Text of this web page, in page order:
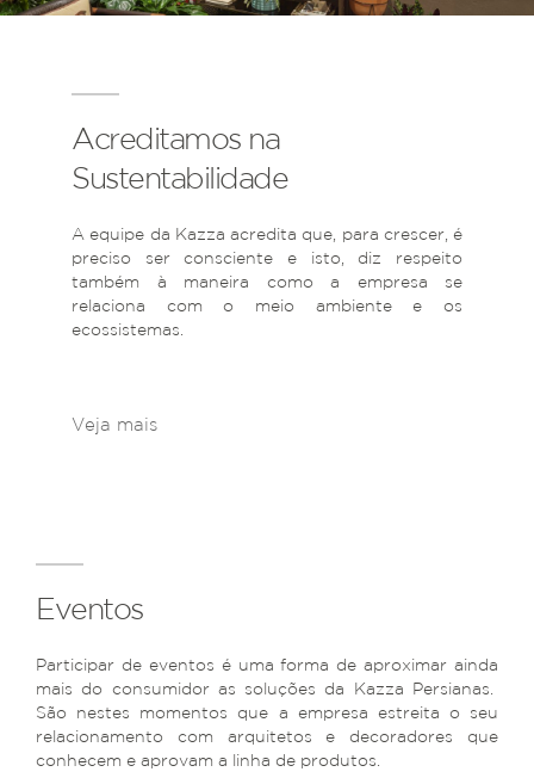
Acreditamos na
Sustentabilidade
A equipe da Kazza acredita que, para crescer, é
preciso ser consciente e isto, diz respeito
também à maneira como a empresa se
relaciona com o meio ambiente e os
ecossistemas.
Veja mais
Eventos
Participar de eventos é uma forma de aproximar ainda
mais do consumidor as soluções da Kazza Persianas.
São nestes momentos que a empresa estreita o seu
relacionamento com arquitetos e decoradores que
conhecem e aprovam a linha de produtos.